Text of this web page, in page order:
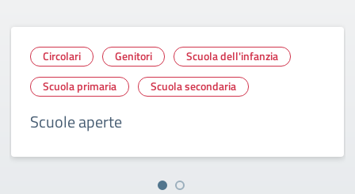
Circolari Genitori
Scuola dell'infanzia
Scuola primaria
Scuola secondaria
Scuole aperte